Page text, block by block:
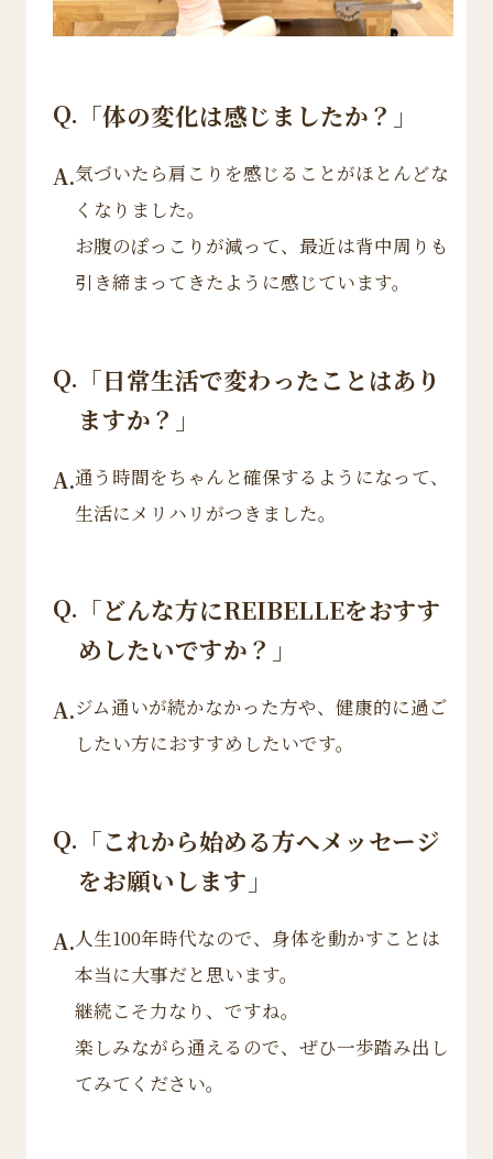
Q. 「体の変化は感じましたか？」
A.気づいたら肩こりを感じることがほとんどな
くなりました。
お腹のぽっこりが減って、最近は背中周りも
引き締まってきたように感じています。
Q. 「日常生活で変わったことはあり
ますか？」
A.通う時間をちゃんと確保するようになって、
生活にメリハリがつきました。
Q. 「どんな方にREIBELLEをおすす
めしたいですか？」
A.ジム通いが続かなかった方や、健康的に過ご
したい方におすすめしたいです。
Q. 「これから始める方へメッセージ
をお願いします」
A.人生100年時代なので、身体を動かすことは
本当に大事だと思います。
継続こそ力なり、ですね。
楽しみながら通えるので、ぜひ一歩踏み出し
てみてください。